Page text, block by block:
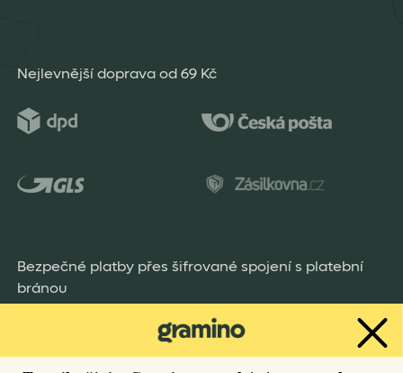
Nejlevnější doprava od 69 Kč
Bezpečné platby přes šifrované spojení s platební
bránou